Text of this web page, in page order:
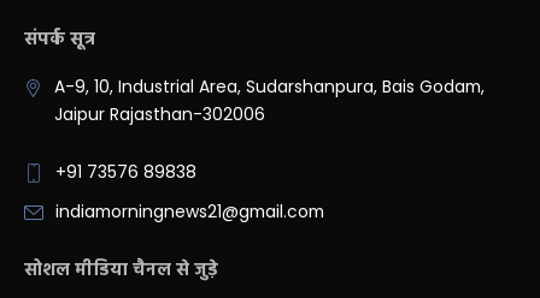
संपर्क सूत्र
A-9, 10, Industrial Area, Sudarshanpura, Bais Godam,
Jaipur Rajasthan-302006
+91 73576 89838
indiamorningnews21@gmail.com
सोशल मीडिया चैनल से जुड़े